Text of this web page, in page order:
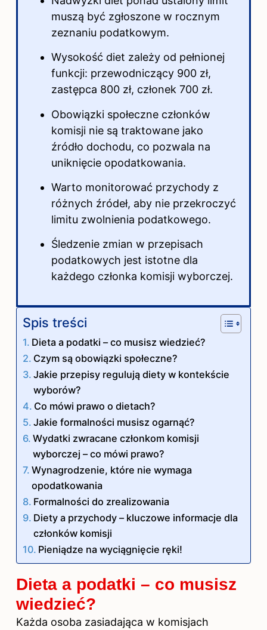
muszą być zgłoszone w rocznym
zeznaniu podatkowym.
Wysokość diet zależy od pełnionej
funkcji: przewodniczący 900 zł,
zastępca 800 zł, członek 700 zł.
Obowiązki społeczne członków
komisji nie są traktowane jako
źródło dochodu, co pozwala na
uniknięcie opodatkowania.
Warto monitorować przychody z
różnych źródeł, aby nie przekroczyć
limitu zwolnienia podatkowego.
Śledzenie zmian w przepisach
podatkowych jest istotne dla
każdego członka komisji wyborczej.
Spis treści
Dieta a podatki – co musisz wiedzieć?
Czym są obowiązki społeczne?
Jakie przepisy regulują diety w kontekście
wyborów?
Co mówi prawo o dietach?
Jakie formalności musisz ogarnąć?
Wydatki zwracane członkom komisji
wyborczej – co mówi prawo?
Wynagrodzenie, które nie wymaga
opodatkowania
Formalności do zrealizowania
Diety a przychody – kluczowe informacje dla
członków komisji
Pieniądze na wyciągnięcie ręki!
Dieta a podatki – co musisz
wiedzieć?
Każda osoba zasiadająca w komisjach